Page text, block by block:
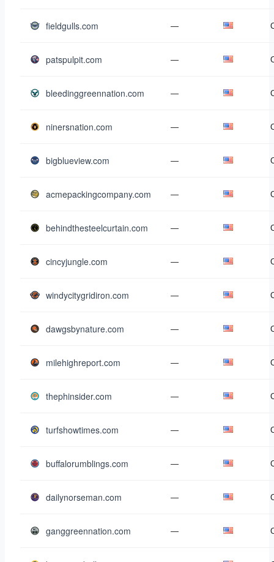
fieldgulls.com —
patspulpit.com —
bleedinggreennation.com —
ninersnation.com —
bigblueview.com —
acmepackingcompany.com —
behindthesteelcurtain.com —
cincyjungle.com —
windycitygridiron.com —
dawgsbynature.com —
milehighreport.com —
thephinsider.com —
turfshowtimes.com —
buffalorumblings.com —
dailynorseman.com —
ganggreennation.com —